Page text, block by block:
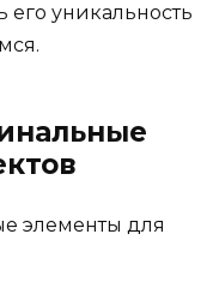
его уникальность